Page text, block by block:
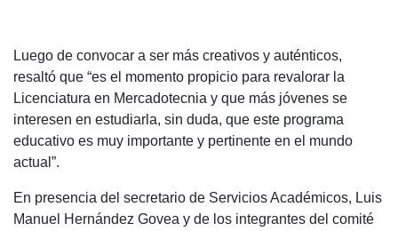
Luego de convocar a ser más creativos y auténticos,
resaltó que “es el momento propicio para revalorar la
Licenciatura en Mercadotecnia y que más jóvenes se
interesen en estudiarla, sin duda, que este programa
educativo es muy importante y pertinente en el mundo
actual”.
En presencia del secretario de Servicios Académicos, Luis
Manuel Hernández Govea y de los integrantes del comité